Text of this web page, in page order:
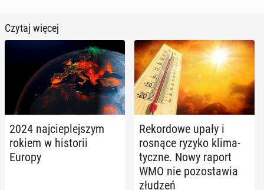
Czytaj więcej
2024 naj­cie­plej­szym
rokiem w hi­sto­rii
Europy
Re­kor­do­we upały i
rosnące ryzyko kli­ma­
tycz­ne. Nowy raport
WMO nie po­zo­sta­wia
złudzeń